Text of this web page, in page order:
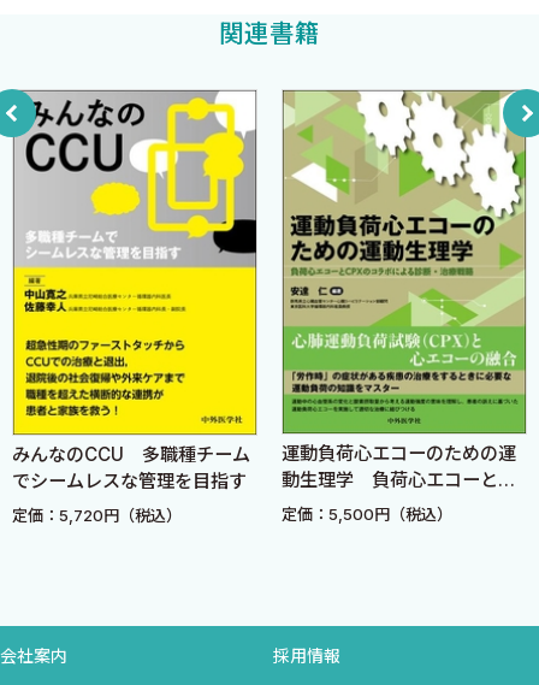
1．気管挿管〈山本泰史〉
2．心原性ショック〈的場哲哉〉
3．心タンポナーデ・心囊穿刺〈清水勇人〉
5．急性冠症候群の初期評価・治療
1．ST上昇型急性冠症候群（STE—ACS）〈立石和也〉
2．非ST上昇型急性冠症候群（NSTE—ACS）〈立石和也〉
3．心筋梗塞の機械的合併症〈桑原政成〉
6．不整脈の初期評価・治療
1．上室性不整脈〈川治徹真〉
2．心室性不整脈〈坂本和生〉
3．QT延長・Torsadedepointes（トルサードドポワント）〈寒
1．急性心不全〈白壁章宏〉
関連書籍
みんなのCCU 多職種チーム
でシームレスな管理を目指す
定価：5,720円（税込）
運動負荷心エコーのための運
動生理学 負荷心エコーと
CPXのコラボによる診断・治
定価：5,500円（税込）
会社案内 採用情報